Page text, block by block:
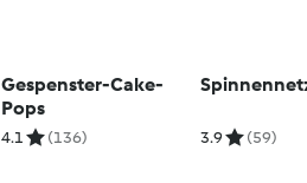
Gespenster-Cake-
Pops
4.1 (136) 3.9 (59)